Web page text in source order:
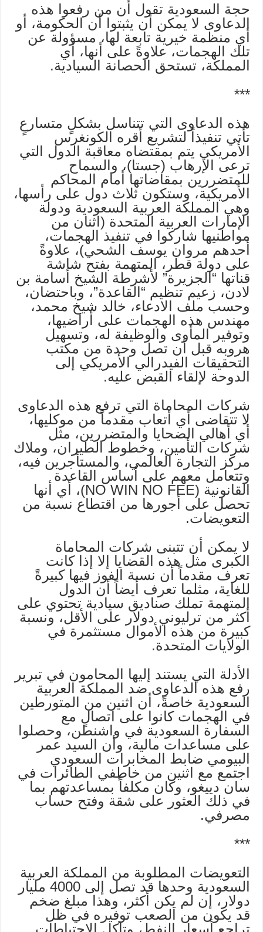
حجة السعودية تقول أن من رفعوا هذه
الدعاوى لا يمكن أن يثبتوا أن الحكومة، أو
أي منظمة خيرية تابعة لها، مسؤولة عن
تلك الهجمات، علاوةً على أنها، أي
المملكة، تستحق الحصانة السيادية.
***
هذه الدعاوى التي تتناسل بشكلٍ متسارعٍ
تأتي تنفيذاً لتشريع أقره الكونغرس
الأمريكي يتم بمقتضاه معاقبة الدول التي
ترعى الإرهاب (جستا)، والسماح
للمتضررين بمقاضاتها أمام المحاكم
الأمريكية، وستكون ثلاث دول على رأسها،
وهي المملكة العربية السعودية ودولة
الإمارات العربية المتحدة (اثنان من
مواطنيها شاركوا في تنفيذ الهجمات،
أحدهم مروان يوسف الشحي)، علاوةً
على دولة قطر، المتهمة بفتح شاشة
قناتها “الجزيرة” لأشرطة الشيخ أسامة بن
لادن، زعيم تنظيم “القاعدة”، وباحتضان،
وحسب ملف الادعاء، خالد شيخ محمد،
مهندس هذه الهجمات على أراضيها،
وتوفير المأوى والوظيفة له، وتسهيل
هروبه قبل أن تصل وحدة من مكتب
التحقيقات الفيدرالي الأمريكي إلى
الدوحة لإلقاء القبض عليه.
شركات المحاماة التي ترفع هذه الدعاوى
لا تتقاضى أي أتعاب مقدماً من موكليها،
أي أهالي الضحايا والمتضررين، مثل
شركات التأمين، وخطوط الطيران، وملاك
مركز التجارة العالمي، والمستأجرين فيه،
وتتعامل معهم على أساس القاعدة
القانونية (NO WIN NO FEE)، أي أنها
تحصل على أجورها من اقتطاع نسبة من
التعويضات.
لا يمكن أن تتبنى شركات المحاماة
الكبرى مثل هذه القضايا إلا إذا كانت
تعرف مقدماً أن نسبة الفوز فيها كبيرةً
للغاية، مثلما تعرف أيضاً أن الدول
المتهمة تملك صناديق سيادية تحتوي على
أكثر من ترليوني دولار على الأقل، ونسبة
كبيرة من هذه الأموال مستثمرة في
الولايات المتحدة.
الأدلة التي يستند إليها المحامون في تبرير
رفع هذه الدعاوى ضد المملكة العربية
السعودية خاصةً، أن اثنين من المتورطين
في الهجمات كانوا على اتصالٍ مع
السفارة السعودية في واشنطن، وحصلوا
على مساعدات مالية، وأن السيد عمر
البيومي ضابط المخابرات السعودي
اجتمع مع اثنين من خاطفي الطائرات في
سان دييغو، وكان مكلفاً بمساعدتهم بما
في ذلك العثور على شقة وفتح حساب
مصرفي.
***
التعويضات المطلوبة من المملكة العربية
السعودية وحدها قد تصل إلى 4000 مليار
دولار، إن لم يكن أكثر، وهذا مبلغ ضخم
قد يكون من الصعب توفيره في ظل
تراجع أسعار النفط، وتآكل الاحتياطات